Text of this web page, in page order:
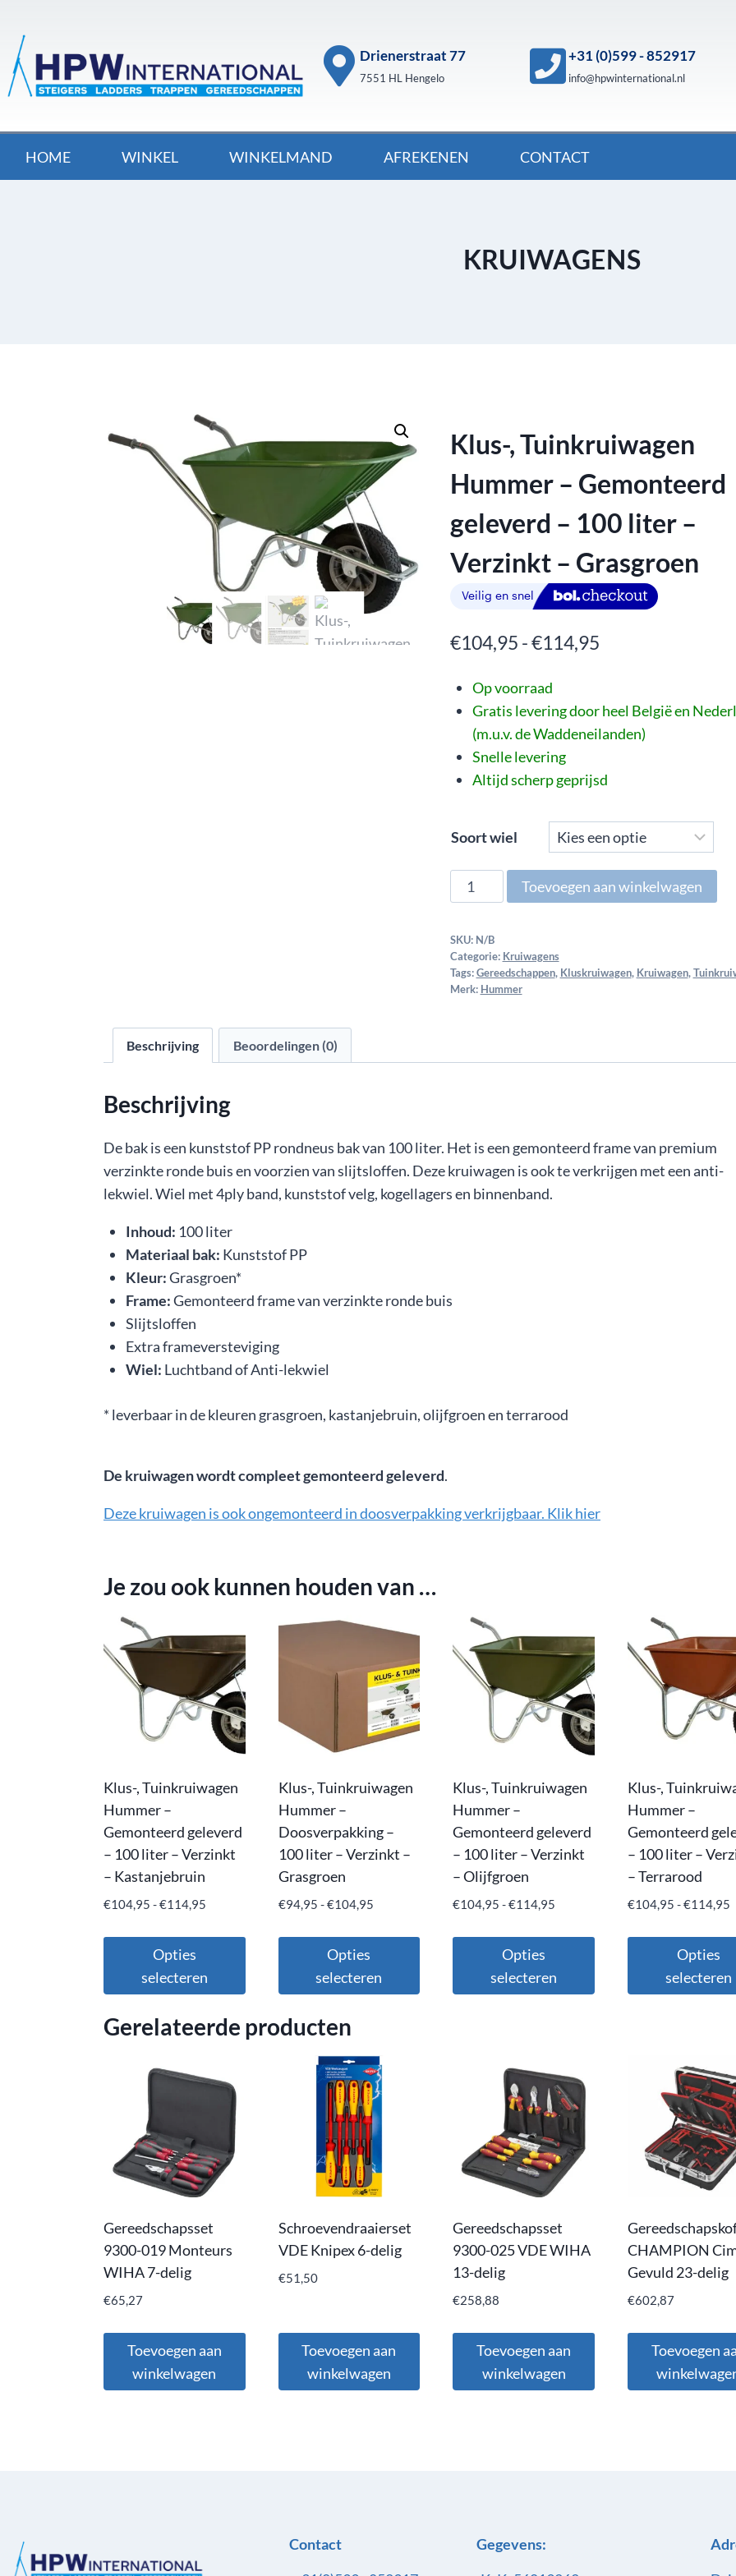
Drienerstraat 77
7551 HL Hengelo
+31 (0)599 - 852917
info@hpwinternational.nl
HOME WINKEL WINKELMAND AFREKENEN CONTACT
KRUIWAGENS
Klus-, Tuinkruiwagen
Hummer – Gemonteerd
geleverd – 100 liter –
Verzinkt – Grasgroen
€104,95 -€114,95
Op voorraad
Gratis levering door heel België en
(m.u.v. de Waddeneilanden)
Snelle levering
Altijd scherp geprijsd
Soort wiel
Toevoegen aan winkelwagen
SKU: N/B
Categorie: Kruiwagens
Tags: Gereedschappen, Kluskruiwagen, Kruiwagen,
Merk: Hummer
Beschrijving Beoordelingen (0)
Beschrijving
De bak is een kunststof PP rondneus bak van 100 liter. Het is een gemonteerd frame van premium
verzinkte ronde buis en voorzien van slijtsloffen. Deze kruiwagen is ook te verkrijgen met een anti-
lekwiel. Wiel met 4ply band, kunststof velg, kogellagers en binnenband.
Inhoud: 100 liter
Materiaal bak: Kunststof PP
Kleur:Grasgroen*
Frame:Gemonteerd frame van verzinkte ronde buis
Slijtsloffen
Extra frameversteviging
Wiel: Luchtband of Anti-lekwiel
* leverbaar in de kleuren grasgroen, kastanjebruin, olijfgroen en terrarood
De kruiwagen wordt compleet gemonteerd geleverd.
Deze kruiwagen is ook ongemonteerd in doosverpakking verkrijgbaar. Klik hier
Je zou ook kunnen houden van …
Klus-, Tuinkruiwagen
Hummer –
Gemonteerd geleverd
– 100 liter – Verzinkt
– Kastanjebruin
€104,95 -€114,95
Opties
selecteren
Klus-, Tuinkruiwagen
Hummer –
Doosverpakking –
100 liter – Verzinkt –
Grasgroen
€94,95 -€104,95
Opties
selecteren
Klus-, Tuinkruiwagen
Hummer –
Gemonteerd geleverd
– 100 liter – Verzinkt
– Olijfgroen
€104,95 -€114,95
Opties
selecteren
Klus-,
Hummer –
Gemonteerd
– 100 liter –
– Terrarood
€104,95 -€114,95
Opties
selecteren
Gerelateerde producten
Gereedschapsset
9300-019 Monteurs
WIHA 7-delig
€65,27
Toevoegen aan
winkelwagen
Schroevendraaierset
VDE Knipex 6-delig
€51,50
Toevoegen aan
winkelwagen
Gereedschapsset
9300-025 VDE WIHA
13-delig
€258,88
Toevoegen aan
winkelwagen
CHAMPION
Gevuld 23-delig
€602,87
Toevoegen
Contact
Gegevens: